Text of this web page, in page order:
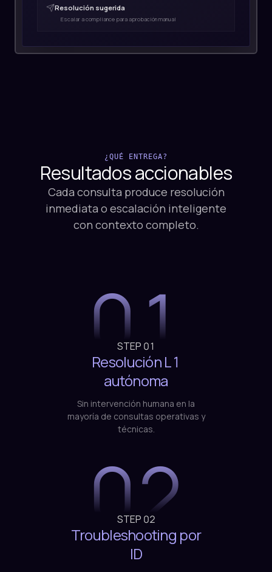
Resolución sugerida
¿QUÉ ENTREGA?
Resultadosaccionables
Cada consulta produce resolución
inmediata o escalación inteligente
con contexto completo.
01
STEP 01
Resolución L1
autónoma
Sin intervención humana en la
mayoría de consultas operativas y
02
STEP 02
Troubleshooting por
ID